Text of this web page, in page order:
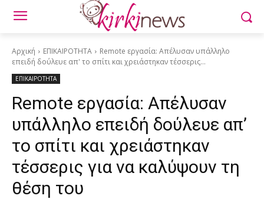
Αρχική ΕΠΙΚΑΙΡΟΤΗΤΑ
Remote εργασία: Απέλυσαν υπάλληλο
επειδή δούλευε απ' το σπίτι και χρειάστηκαν τέσσερις...
ΕΠΙΚΑΙΡΟΤΗΤΑ
Remote εργασία: Απέλυσαν
υπάλληλο επειδή δούλευε απ’
το σπίτι και χρειάστηκαν
τέσσερις για να καλύψουν τη
θέση του